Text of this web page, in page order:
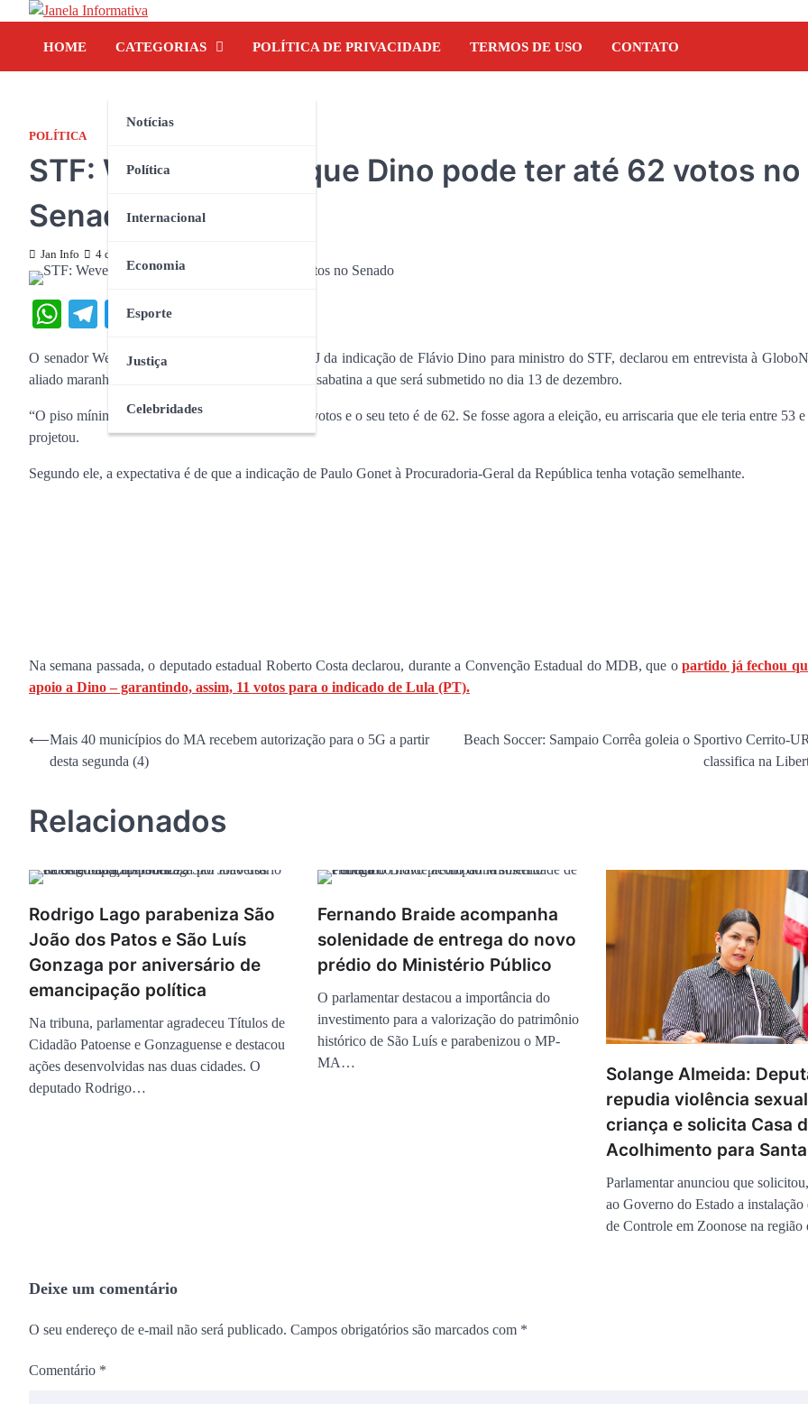
HOME CATEGORIAS
Notícias
Política
Internacional
Economia
Esporte
Justiça
Celebridades
POLÍTICA DE PRIVACIDADE TERMOS DE USO CONTATO
POLÍTICA
STF: Weverton diz que Dino pode ter até 62 votos no
Senado
Jan Info 4 de dezembro de 2023
WhatsApp
Telegram
TwitterFacebook
O senador Weverton Rocha (PDT), relator na CCJ da indicação de Flávio Dino para ministro do STF, declarou em entrevista à
aliado maranhense pode ter entre 50 e 62 votos na sabatina a que será submetido no dia 13 de dezembro.
“O piso mínimo do indicado Flávio Dino é de 50 votos e o seu teto é de 62. Se fosse agora a eleição, eu arriscaria que ele teria entre 53
projetou.
Segundo ele, a expectativa é de que a indicação de Paulo Gonet à Procuradoria-Geral da República tenha votação semelhante.
Na semana passada, o deputado estadual Roberto Costa declarou, durante a Convenção Estadual do MDB, que opartido já fechou
apoio a Dino – garantindo, assim, 11 votos para o indicado de Lula (PT).
Navegação
⟵Mais 40 municípios do MA recebem autorização para o 5G a partir
desta segunda (4)
Beach Soccer: Sampaio Corrêa goleia o Sportivo Cerrito-
classifica na
Relacionados
Rodrigo Lago parabeniza São
João dos Patos e São Luís
Gonzaga por aniversário de
emancipação política
Na tribuna, parlamentar agradeceu Títulos de
Cidadão Patoense e Gonzaguense e destacou
ações desenvolvidas nas duas cidades. O
deputado Rodrigo…
Fernando Braide acompanha
solenidade de entrega do novo
prédio do Ministério Público
O parlamentar destacou a importância do
investimento para a valorização do patrimônio
histórico de São Luís e parabenizou o MP-
MA…
Solange Almeida:
repudia violência
criança e solicita Casa
Acolhimento para
Parlamentar anunciou que
ao Governo do Estado a instalação
de Controle em Zoonose na
Deixe um comentário
O seu endereço de e-mail não será publicado. Campos obrigatórios são marcados com *
Comentário *
NOTÍCIAS
encontro no Cohafuma